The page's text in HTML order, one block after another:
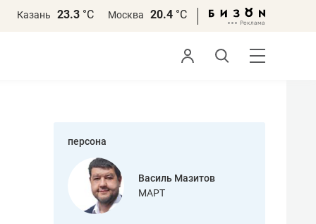
Казань 23.3 °С Москва 20.4 °С
персона
Василь Мазитов
МАРТ